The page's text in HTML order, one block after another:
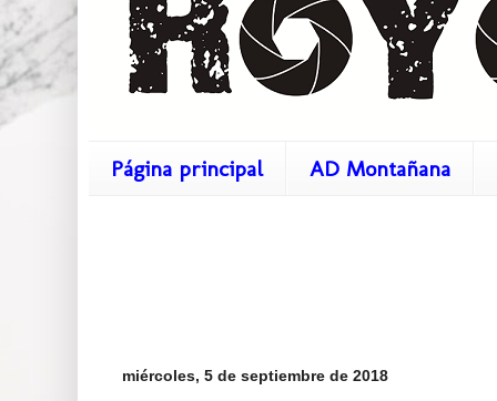
Página principal AD Montañana
miércoles, 5 de septiembre de 2018